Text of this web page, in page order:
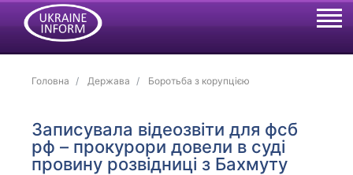
Головна Держава Боротьба з корупцією
Записувала відеозвіти для фсб
рф – прокурори довели в суді
провину розвідниці з Бахмуту